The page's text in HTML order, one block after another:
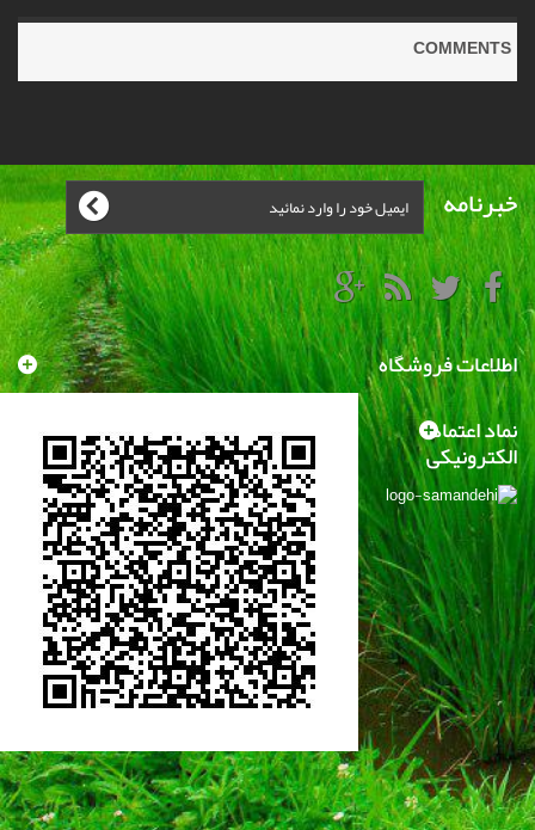
COMMENTS
خبرنامه
اطلاعات فروشگاه
نماد اعتماد
الکترونیکی